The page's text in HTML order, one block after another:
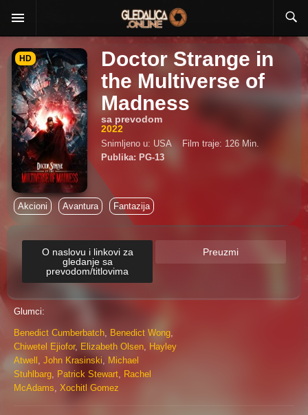
HD
Doctor Strange in
the Multiverse of
Madness
sa prevodom
2022
Snimljeno u: USA
Film traje: 126 Min.
Publika: PG-13
Akcioni Avantura Fantazija
O naslovu i linkovi za
gledanje sa
prevodom/titlovima
Preuzmi
Glumci:
Benedict Cumberbatch, Benedict Wong,
Chiwetel Ejiofor, Elizabeth Olsen, Hayley
Atwell , John Krasinski, Michael
Stuhlbarg, Patrick Stewart, Rachel
McAdams, Xochitl Gomez